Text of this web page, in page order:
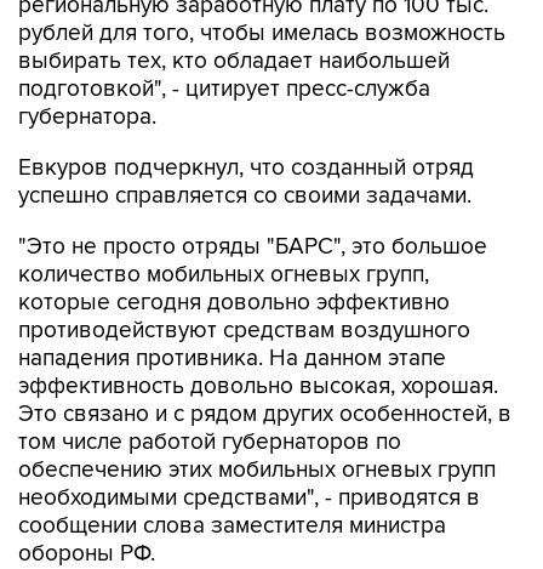
рублей для того, чтобы имелась возможность
выбирать тех, кто обладает наибольшей
подготовкой", - цитирует пресс-служба
губернатора.
Евкуров подчеркнул, что созданный отряд
успешно справляется со своими задачами.
"Это не просто отряды "БАРС", это большое
количество мобильных огневых групп,
которые сегодня довольно эффективно
противодействуют средствам воздушного
нападения противника. На данном этапе
эффективность довольно высокая, хорошая.
Это связано и с рядом других особенностей, в
том числе работой губернаторов по
обеспечению этих мобильных огневых групп
необходимыми средствами", - приводятся в
сообщении слова заместителя министра
обороны РФ.